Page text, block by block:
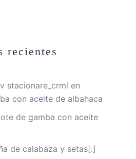
recientes
stacionare_crml en
con aceite de albahaca
de gamba con aceite
de calabaza y setas[:]